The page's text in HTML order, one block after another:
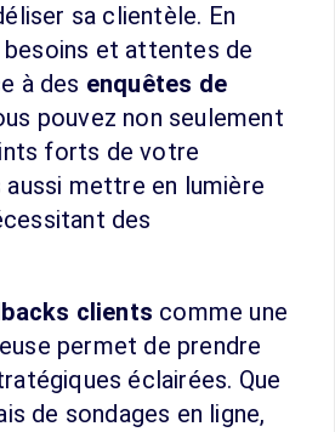
sa clientèle. En
et attentes de
à des enquêtes de
pouvez non seulement
forts de votre
aussi mettre en lumière
des
clients comme une
permet de prendre
éclairées. Que
de sondages en ligne,